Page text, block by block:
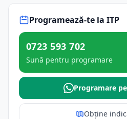
Programează-te la ITP
0723 593 702
Sună pentru programare
Programare
Obține